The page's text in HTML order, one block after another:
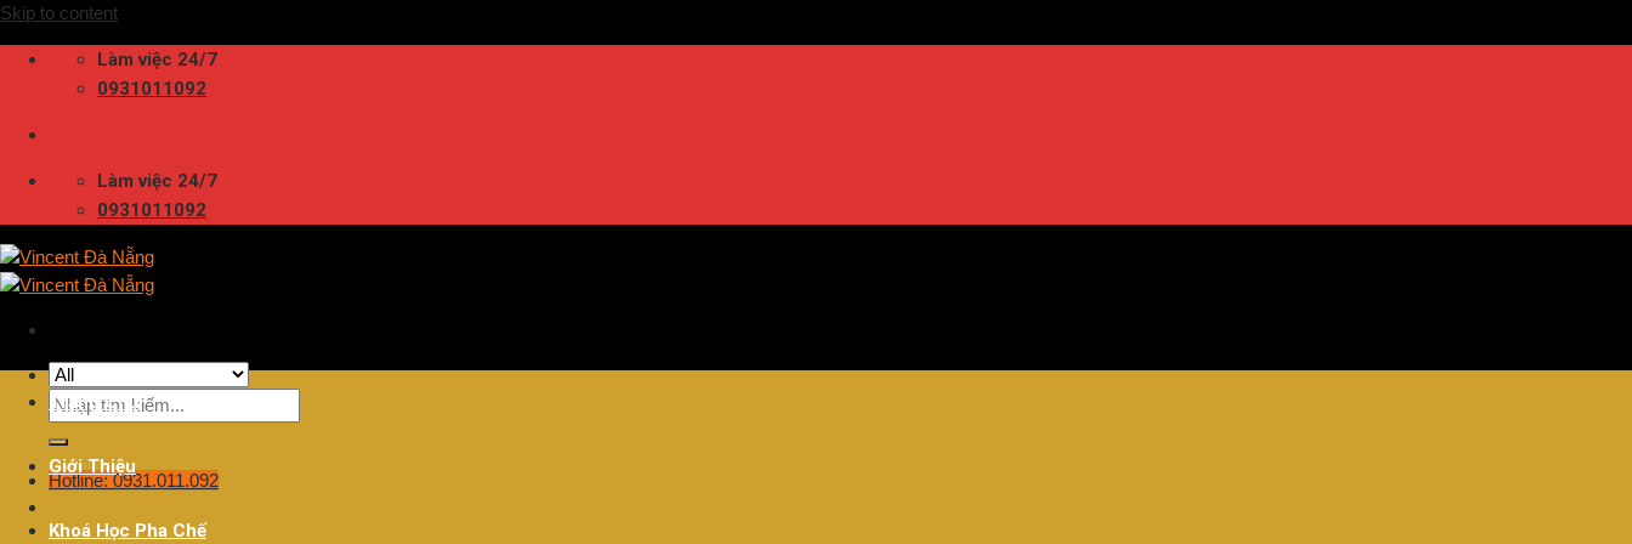
Skip to content
Làm việc 24/7
0931011092
Làm việc 24/7
0931011092
Hotline: 0931.011.092
Trang Chủ
Giới Thiệu
Khoá Học Pha Chế